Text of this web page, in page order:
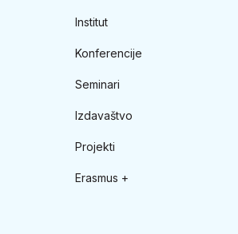
Institut
Konferencije
Seminari
Izdavaštvo
Projekti
Erasmus +